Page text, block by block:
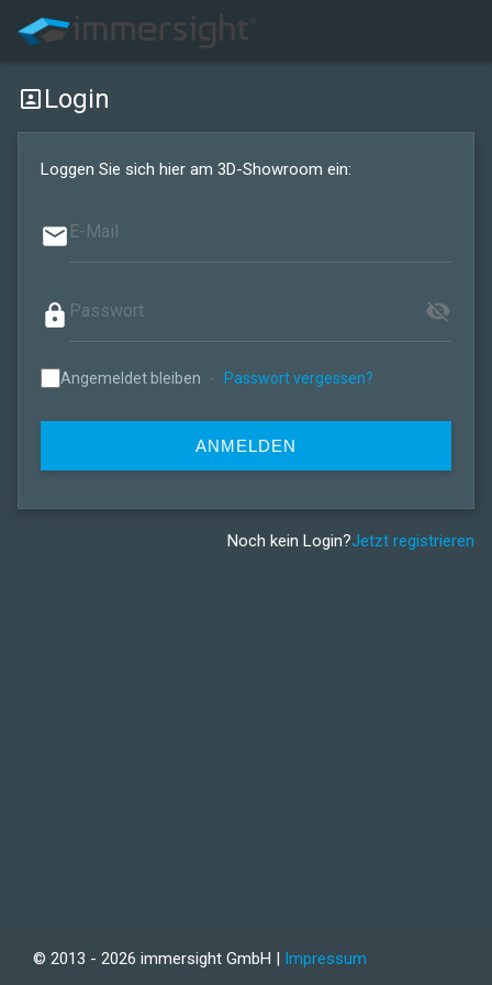
portrait Login
Loggen Sie sich hier am 3D-Showroom ein:
email
lock visibility_off
Angemeldet bleiben - Passwort vergessen?
ANMELDEN
Noch kein Login?Jetzt registrieren
© 2013 - 2026 immersight GmbH | Impressum